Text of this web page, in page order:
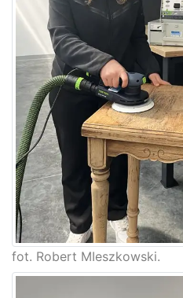
fot. Robert MIeszkowski.